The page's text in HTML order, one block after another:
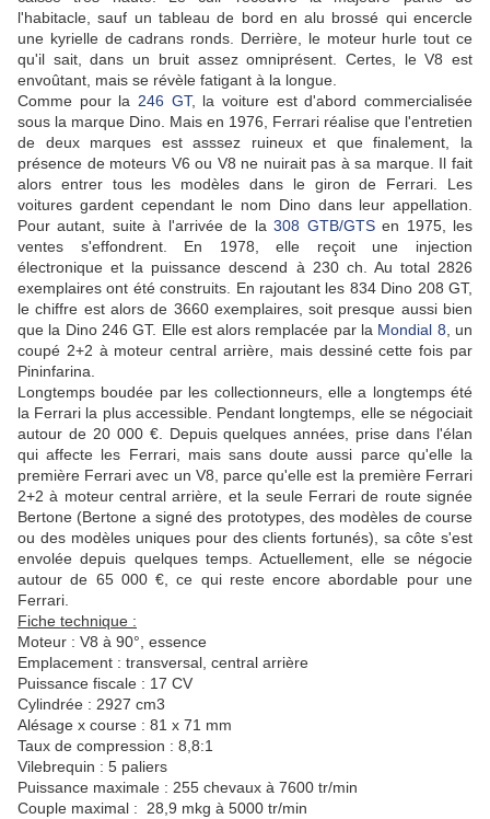
l'habitacle, sauf un tableau de bord en alu brossé qui encercle
une kyrielle de cadrans ronds. Derrière, le moteur hurle tout ce
qu'il sait, dans un bruit assez omniprésent. Certes, le V8 est
envoûtant, mais se révèle fatigant à la longue.
Comme pour la 246 GT, la voiture est d'abord commercialisée
sous la marque Dino. Mais en 1976, Ferrari réalise que l'entretien
de deux marques est asssez ruineux et que finalement, la
présence de moteurs V6 ou V8 ne nuirait pas à sa marque. Il fait
alors entrer tous les modèles dans le giron de Ferrari. Les
voitures gardent cependant le nom Dino dans leur appellation.
Pour autant, suite à l'arrivée de la308 GTB/GTSen 1975, les
ventes s'effondrent. En 1978, elle reçoit une injection
électronique et la puissance descend à 230 ch. Au total 2826
exemplaires ont été construits. En rajoutant les 834 Dino 208 GT,
le chiffre est alors de 3660 exemplaires, soit presque aussi bien
que la Dino 246 GT. Elle est alors remplacée par la Mondial 8 , un
coupé 2+2 à moteur central arrière, mais dessiné cette fois par
Pininfarina.
Longtemps boudée par les collectionneurs, elle a longtemps été
la Ferrari la plus accessible. Pendant longtemps, elle se négociait
autour de 20 000 €. Depuis quelques années, prise dans l'élan
qui affecte les Ferrari, mais sans doute aussi parce qu'elle la
première Ferrari avec un V8, parce qu'elle est la première Ferrari
2+2 à moteur central arrière, et la seule Ferrari de route signée
Bertone (Bertone a signé des prototypes, des modèles de course
ou des modèles uniques pour des clients fortunés), sa côte s'est
envolée depuis quelques temps. Actuellement, elle se négocie
autour de 65 000 €, ce qui reste encore abordable pour une
Ferrari.
Fiche technique :
Moteur : V8 à 90°, essence
Emplacement : transversal, central arrière
Puissance fiscale : 17 CV
Cylindrée : 2927 cm3
Alésage x course : 81 x 71 mm
Taux de compression : 8,8:1
Vilebrequin : 5 paliers
Puissance maximale : 255 chevaux à 7600 tr/min
Couple maximal : 28,9 mkg à 5000 tr/min